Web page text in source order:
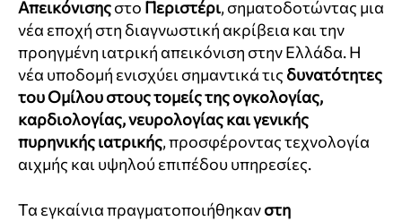
Απεικόνισηςστο Περιστέρι, σηματοδοτώντας μια
νέα εποχή στη διαγνωστική ακρίβεια και την
προηγμένη ιατρική απεικόνιση στην Ελλάδα. Η
νέα υποδομή ενισχύει σημαντικά τις δυνατότητες
του Ομίλου στους τομείς της ογκολογίας,
καρδιολογίας, νευρολογίας και γενικής
πυρηνικής ιατρικής, προσφέροντας τεχνολογία
αιχμής και υψηλού επιπέδου υπηρεσίες.
Τα εγκαίνια πραγματοποιήθηκανστη